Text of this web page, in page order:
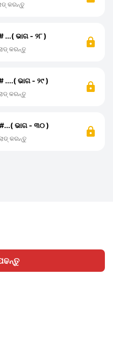
କରନ୍ତୁ
ଭାଗ - ୨୮ )
କରନ୍ତୁ
ଭାଗ - ୨୯ )
କରନ୍ତୁ
ଭାଗ - ୩୦ )
କରନ୍ତୁ
ଲେଖନ୍ତୁ ସାଇନ୍ ଇନ୍